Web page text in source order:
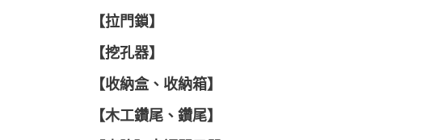
【拉門鎖】
【挖孔器】
【收納盒、收納箱】
【木工鑽尾、鑽尾】